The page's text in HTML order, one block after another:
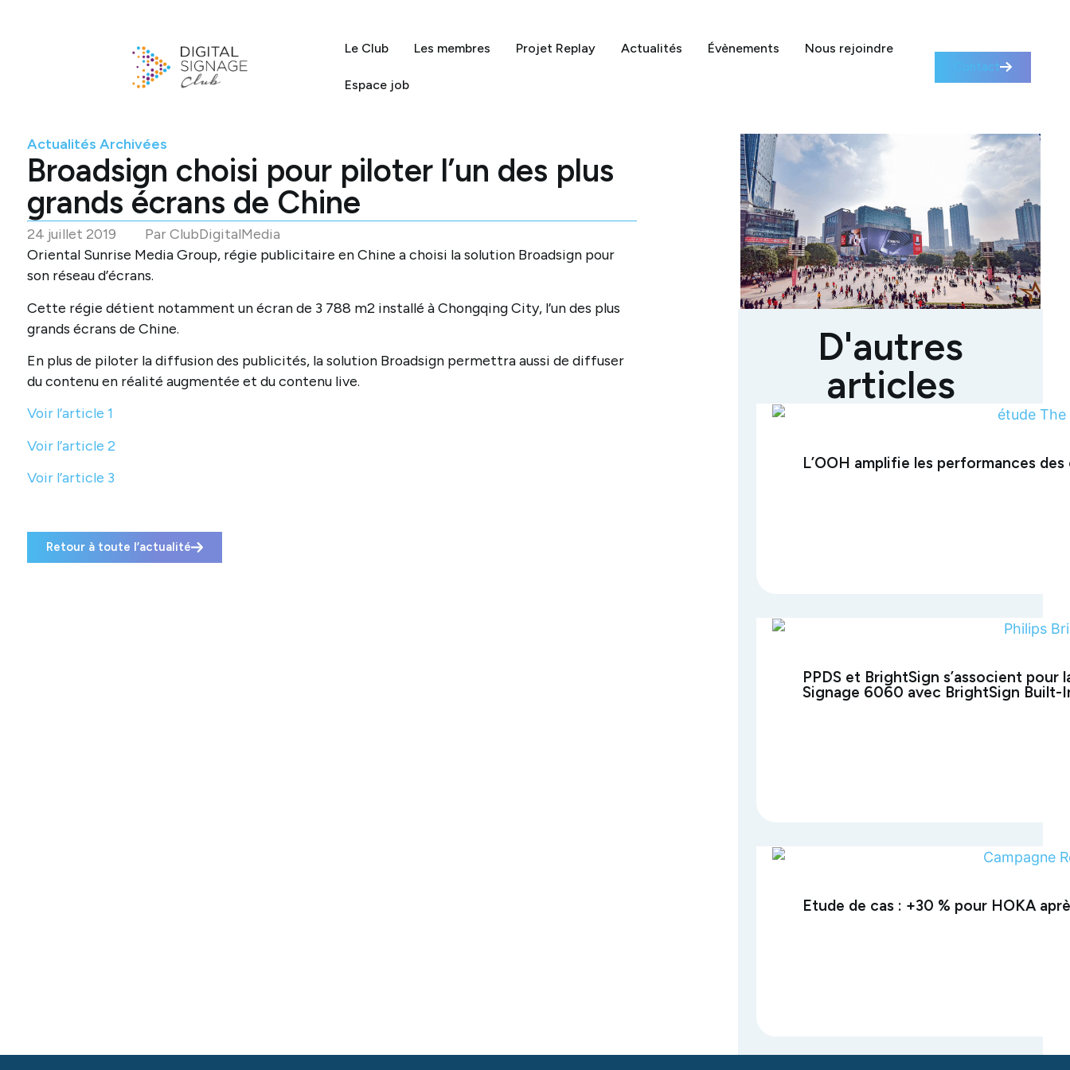
Le Club Les membres Projet Replay Actualités Évènements Nous rejoindre
Espace job
Contact
Actualités Archivées
Broadsign choisi pour piloter l’un des plus
grands écrans de Chine
24 juillet 2019 ParClubDigitalMedia
Oriental Sunrise Media Group, régie publicitaire en Chine a choisi la solution Broadsign pour
son réseau d’écrans.
Cette régie détient notamment un écran de 3 788 m2 installé à Chongqing City, l’un des plus
grands écrans de Chine.
En plus de piloter la diffusion des publicités, la solution Broadsign permettra aussi de diffuser
du contenu en réalité augmentée et du contenu live.
Voir l’article 1
Voir l’article 2
Voir l’article 3
Retour à toute l’actualité
D'autres
articles
L’OOH amplifie les performances
PPDS et BrightSign s’associent pour
Signage 6060 avec BrightSign Built-
Etude de cas : +30 % pour HOKA